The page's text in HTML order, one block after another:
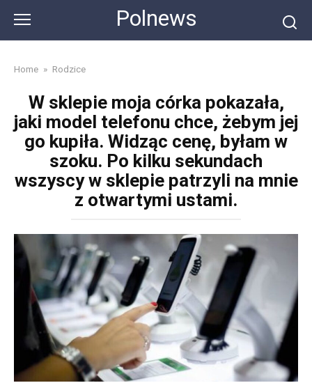
content
Polnews
Home » Rodzice
W sklepie moja córka pokazała,
jaki model telefonu chce, żebym jej
go kupiła. Widząc cenę, byłam w
szoku. Po kilku sekundach
wszyscy w sklepie patrzyli na mnie
z otwartymi ustami.